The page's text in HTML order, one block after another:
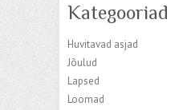
Kategooriad
Huvitavad asjad
Jõulud
Lapsed
Loomad